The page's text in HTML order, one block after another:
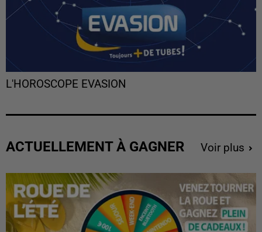
L'HOROSCOPE EVASION
ACTUELLEMENT À GAGNER Voir plus